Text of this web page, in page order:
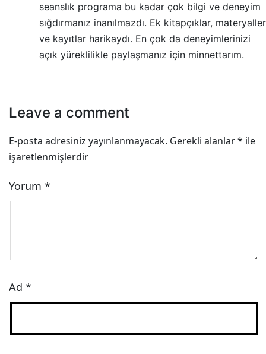
seanslık programa bu kadar çok bilgi ve deneyim
sığdırmanız inanılmazdı. Ek kitapçıklar, materyaller
ve kayıtlar harikaydı. En çok da deneyimlerinizi
açık yüreklilikle paylaşmanız için minnettarım.
Leave a comment
E-posta adresiniz yayınlanmayacak. Gerekli alanlar* ile
işaretlenmişlerdir
Yorum *
Ad *